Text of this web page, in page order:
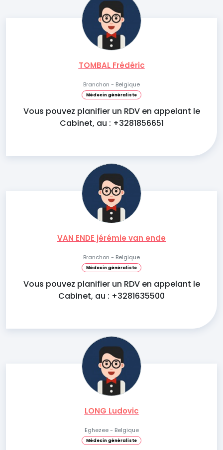
TOMBAL Frédéric
Branchon - Belgique
Médecin généraliste
Vous pouvez planifier un RDV en appelant le
Cabinet, au : +3281856651
VAN ENDE jérémie van ende
Branchon - Belgique
Médecin généraliste
Vous pouvez planifier un RDV en appelant le
Cabinet, au : +3281635500
LONG Ludovic
Eghezee - Belgique
Médecin généraliste